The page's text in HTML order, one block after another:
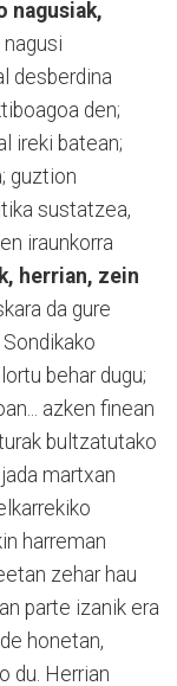
nagusiak,
desberdina
den;
ireki batean;
guztion
sustatzea,
iraunkorra
herrian, zein
da gure
behar dugu;
azken finean
bultzatutako
martxan
harreman
zehar hau
parte izanik era
honetan,
du. Herrian